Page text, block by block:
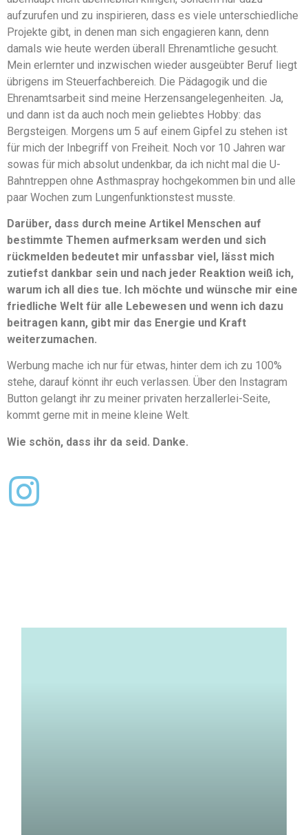
aufzurufen und zu inspirieren, dass es viele unterschiedliche
Projekte gibt, in denen man sich engagieren kann, denn
damals wie heute werden überall Ehrenamtliche gesucht.
Mein erlernter und inzwischen wieder ausgeübter Beruf liegt
übrigens im Steuerfachbereich. Die Pädagogik und die
Ehrenamtsarbeit sind meine Herzensangelegenheiten. Ja,
und dann ist da auch noch mein geliebtes Hobby: das
Bergsteigen. Morgens um 5 auf einem Gipfel zu stehen ist
für mich der Inbegriff von Freiheit. Noch vor 10 Jahren war
sowas für mich absolut undenkbar, da ich nicht mal die U-
Bahntreppen ohne Asthmaspray hochgekommen bin und alle
paar Wochen zum Lungenfunktionstest musste.
Darüber, dass durch meine Artikel Menschen auf
bestimmte Themen aufmerksam werden und sich
rückmelden bedeutet mir unfassbar viel, lässt mich
zutiefst dankbar sein und nach jeder Reaktion weiß ich,
warum ich all dies tue. Ich möchte und wünsche mir eine
friedliche Welt für alle Lebewesen und wenn ich dazu
beitragen kann, gibt mir das Energie und Kraft
weiterzumachen.
Werbung mache ich nur für etwas, hinter dem ich zu 100%
stehe, darauf könnt ihr euch verlassen. Über den Instagram
Button gelangt ihr zu meiner privaten herzallerlei-Seite,
kommt gerne mit in meine kleine Welt.
Wie schön, dass ihr da seid. Danke.